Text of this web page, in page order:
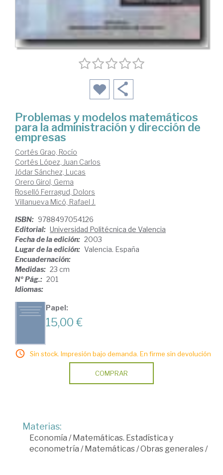
Problemas y modelos matemáticos
para la administración y dirección de
empresas
Cortés Grao, Rocío
Cortés López, Juan Carlos
Jódar Sánchez, Lucas
Orero Girol, Gema
Roselló Ferragud, Dolors
Villanueva Micó, Rafael J.
ISBN: 9788497054126
Editorial: Universidad Politécnica de Valencia
Fecha de la edición: 2003
Lugar de la edición: Valencia. España
Encuadernación:
Medidas: 23 cm
Nº Pág.: 201
Idiomas:
Papel:
15,00 €
Sin stock. Impresión bajo demanda. En firme sin devolución
COMPRAR
Materias:
Economía /Matemáticas. Estadística y
econometría /Matemáticas/Obras generales/